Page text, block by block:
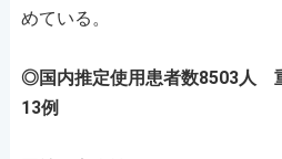
めている。
◎国内推定使用患者数8503人
13例